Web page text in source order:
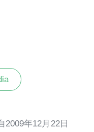
2009年12月22日